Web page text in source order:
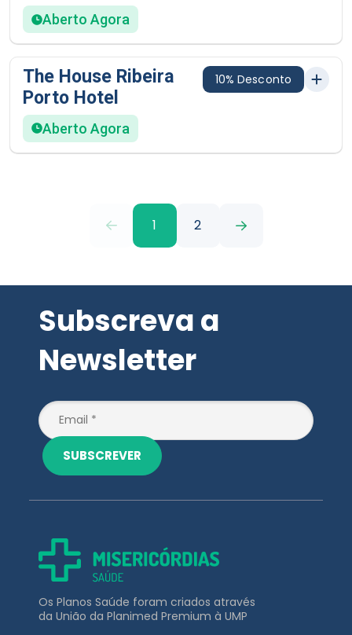
Aberto Agora
The House Ribeira
Porto Hotel
10% Desconto
Aberto Agora
1 2
Subscreva a
Newsletter
SUBSCREVER
Os Planos Saúde foram criados através
da União da Planimed Premium à UMP